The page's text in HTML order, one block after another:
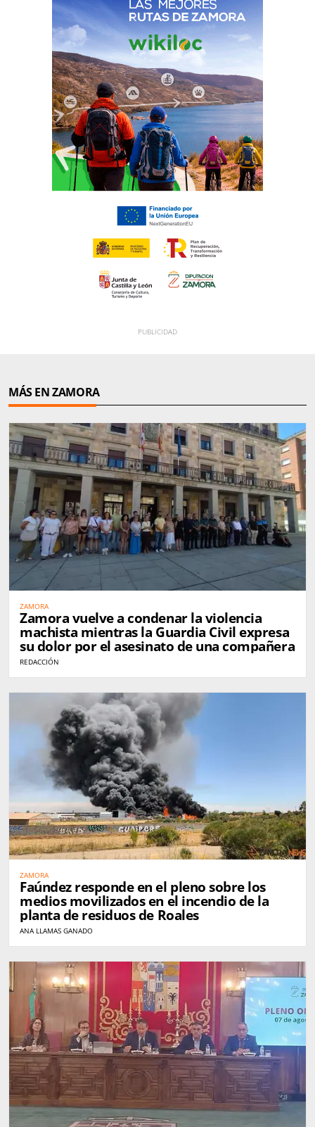
MÁS EN ZAMORA
ZAMORA
Zamora vuelve a condenar la violencia
machista mientras la Guardia Civil expresa
su dolor por el asesinato de una compañera
REDACCIÓN
ZAMORA
Faúndez responde en el pleno sobre los
medios movilizados en el incendio de la
planta de residuos de Roales
ANA LLAMAS GANADO